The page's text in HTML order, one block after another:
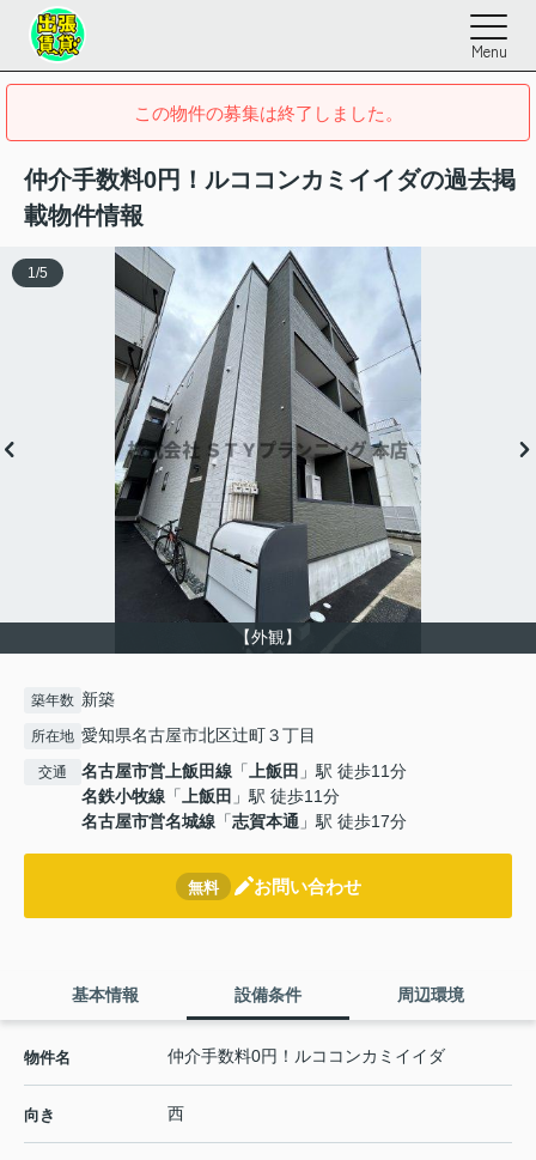
Menu
この物件の募集は終了しました。
仲介手数料0円！ルココンカミイイダの過去掲
載物件情報
【外観】
1 /5
築年数 新築
所在地 愛知県名古屋市北区辻町３丁目
交通 名古屋市営上飯田線 「 上飯田 」駅 徒歩11分
名鉄小牧線 「 上飯田 」駅 徒歩11分
名古屋市営名城線 「志賀本通 」駅 徒歩17分
無料 お問い合わせ
基本情報 設備条件 周辺環境
物件名 仲介手数料0円！ルココンカミイイダ
向き 西